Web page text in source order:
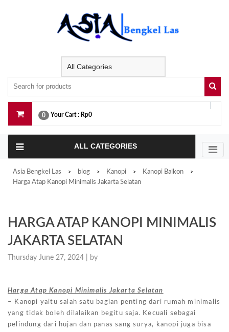
0 Your Cart : Rp0
ALL CATEGORIES
Asia Bengkel Las > blog > Kanopi > Kanopi Balkon >
Harga Atap Kanopi Minimalis Jakarta Selatan
HARGA ATAP KANOPI MINIMALIS
JAKARTA SELATAN
Thursday June 27, 2024 | by
Harga Atap Kanopi Minimalis Jakarta Selatan
– Kanopi yaitu salah satu bagian penting dari rumah minimalis
yang tidak boleh dilalaikan begitu saja. Kecuali sebagai
pelindung dari hujan dan panas sang surya, kanopi juga bisa